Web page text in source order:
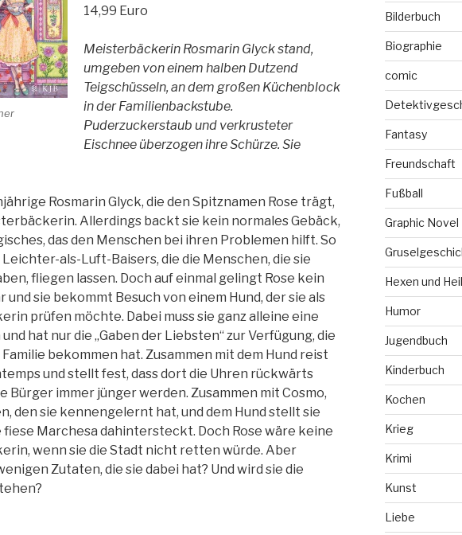
14,99 Euro
Meisterbäckerin Rosmarin Glyck stand,
umgeben von einem halben Dutzend
Teigschüsseln, an dem großen Küchenblock
in der Familienbackstube.
Puderzuckerstaub und verkrusteter
Eischnee überzogen ihre Schürze. Sie
Rosmarin Glyck, die den Spitznamen Rose trägt,
Allerdings backt sie kein normales Gebäck,
das den Menschen bei ihren Problemen hilft. So
Leichter-als-Luft-Baisers, die die Menschen, die sie
fliegen lassen. Doch auf einmal gelingt Rose kein
und sie bekommt Besuch von einem Hund, der sie als
prüfen möchte. Dabei muss sie ganz alleine eine
hat nur die „Gaben der Liebsten“ zur Verfügung, die
bekommen hat. Zusammen mit dem Hund reist
und stellt fest, dass dort die Uhren rückwärts
Bürger immer jünger werden. Zusammen mit Cosmo,
den sie kennengelernt hat, und dem Hund stellt sie
fiese Marchesa dahintersteckt. Doch Rose wäre keine
wenn sie die Stadt nicht retten würde. Aber
Zutaten, die sie dabei hat? Und wird sie die
Bilderbuch
Biographie
comic
Fantasy
Freundschaft
Fußball
Graphic Novel
Hexen und
Humor
Jugendbuch
Kinderbuch
Kochen
Krieg
Krimi
Kunst
Liebe